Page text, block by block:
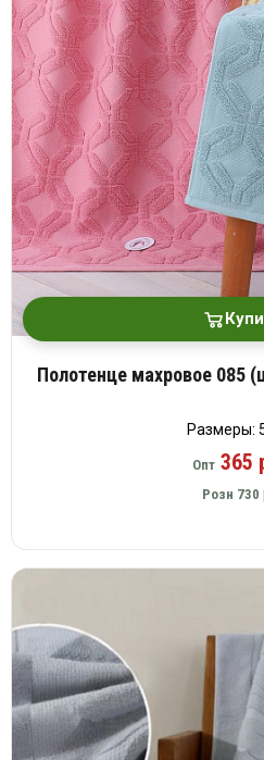
платки
Полотенце махровое 085
Размеры:
Опт365
Розн 730